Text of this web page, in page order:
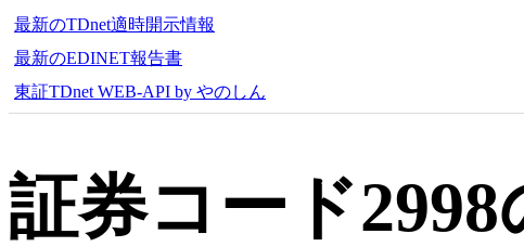
最新のTDnet適時開示情報
最新のEDINET報告書
東証TDnet WEB-API by やのしん
証券コード